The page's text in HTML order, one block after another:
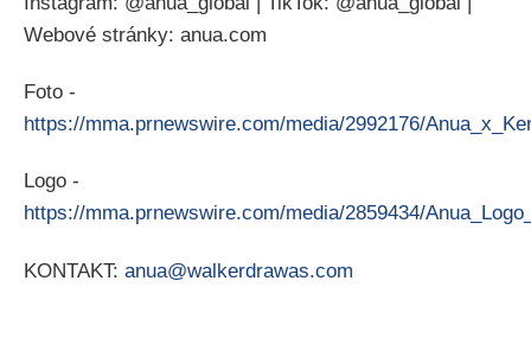
Webové stránky: anua.com
Foto -
https://mma.prnewswire.com/media/2992176/
Logo -
https://mma.prnewswire.com/media/2859434/
KONTAKT: anua@walkerdrawas.com